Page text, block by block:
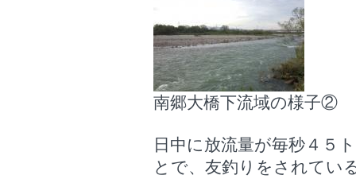
南郷大橋下流域の様子②
日中に放流量が毎秒４５
とで、友釣りをされてい